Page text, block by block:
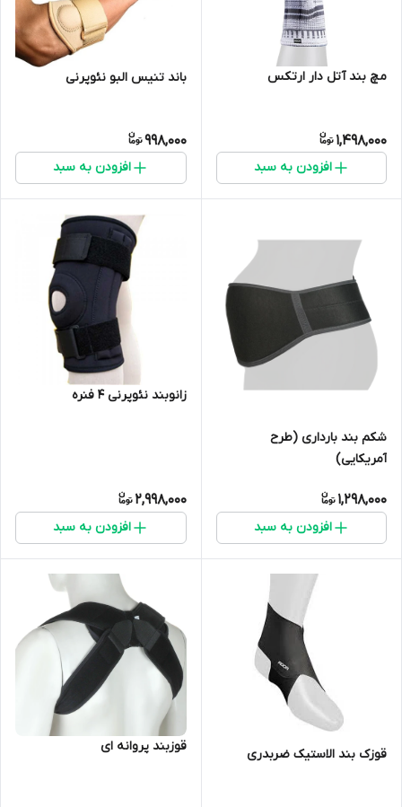
مچ بند آتل دار ارتکس
1,498,000
افزودن به سبد
باند تنیس البو نئوپرنی
998,000
افزودن به سبد
شکم بند بارداری (طرح
آمریکایی)
1,298,000
افزودن به سبد
زانوبند نئوپرنی 4 فنره
2,998,000
افزودن به سبد
قوزک بند الاستیک ضربدری قوزبند پروانه ای